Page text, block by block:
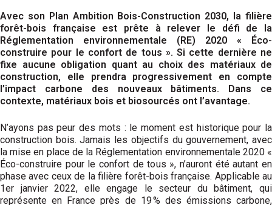
Avec son Plan Ambition Bois-Construction 2030, la filière
forêt-bois française est prête à relever le défi de la
Réglementation environnementale (RE) 2020 « Éco-
construire pour le confort de tous ». Si cette dernière ne
fixe aucune obligation quant au choix des matériaux de
construction, elle prendra progressivement en compte
l’impact carbone des nouveaux bâtiments. Dans ce
contexte, matériaux bois et biosourcés ont l’avantage.
N’ayons pas peur des mots : le moment est historique pour la
construction bois. Jamais les objectifs du gouvernement, avec
la mise en place de la Réglementation environnementale 2020 «
Éco-construire pour le confort de tous », n’auront été autant en
phase avec ceux de la filière forêt-bois française. Applicable au
1er janvier 2022, elle engage le secteur du bâtiment, qui
représente en France près de 19 % des émissions carbone,